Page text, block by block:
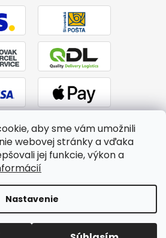
aby sme vám umožnili
webovej stránky a vďaka
jej funkcie, výkon a
Nastavenie
. Všetky práva vyhradené.Upraviť